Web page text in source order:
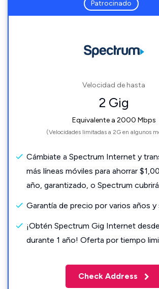
Patrocinado
Velocidad de hasta
2 Gig
Equivalente a 2000 Mbps
(Velocidades limitadas a 2G en algunos
Cámbiate a Spectrum Internet y
más líneas móviles para ahorrar
año, garantizado, o Spectrum
Garantía de precio por varios años
¡Obtén Spectrum Gig Internet
durante 1 año! Oferta por tiempo
Check Address